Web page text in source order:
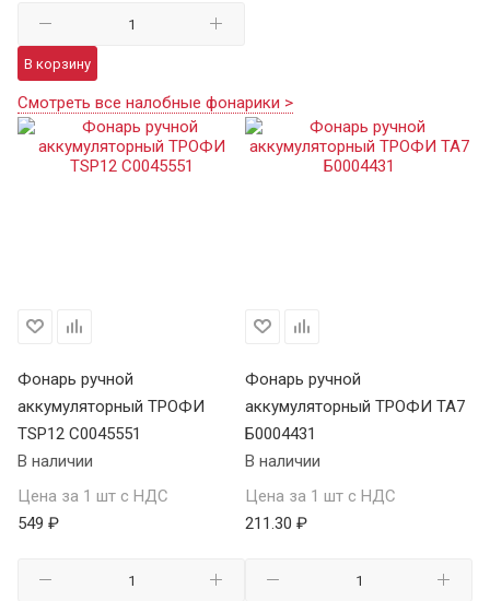
В корзину
Смотреть все налобные фонарики >
Фонарь ручной
аккумуляторный ТРОФИ
TSP12 C0045551
В наличии
Цена за 1 шт с НДС
549 ₽
Фонарь ручной
аккумуляторный ТРОФИ TA7
Б0004431
В наличии
Цена за 1 шт с НДС
211.30 ₽